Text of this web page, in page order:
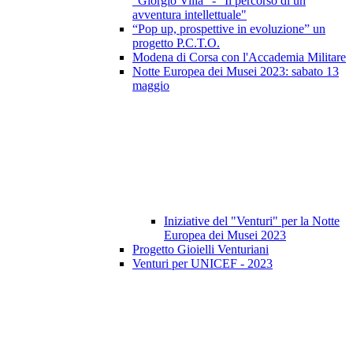
avventura intellettuale"
“Pop up, prospettive in evoluzione” un
progetto P.C.T.O.
Modena di Corsa con l'Accademia Militare
Notte Europea dei Musei 2023: sabato 13
maggio
Iniziative del "Venturi" per la Notte
Europea dei Musei 2023
Progetto Gioielli Venturiani
Venturi per UNICEF - 2023